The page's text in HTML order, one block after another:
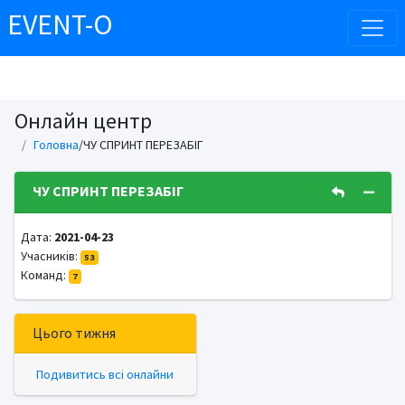
EVENT-O
Онлайн центр
Головна/ЧУ СПРИНТ ПЕРЕЗАБІГ
ЧУ СПРИНТ ПЕРЕЗАБІГ
Дата: 2021-04-23
Учасників:
53
Команд: 7
Цього тижня
Подивитись всі онлайни